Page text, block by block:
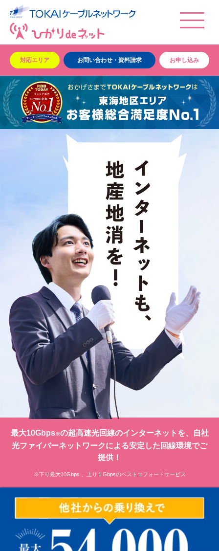
対応エリア お問い合わせ・資料請求 お申し込み
最大10Gbps※の超高速光回線のインターネットを、自社
光ファイバーネットワークによる安定した回線環境でご
提供！
※下り最⼤10Gbps 、上り１Gbpsのベストエフォートサービス